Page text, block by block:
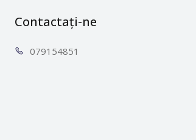
Contactați-ne
0791 54851